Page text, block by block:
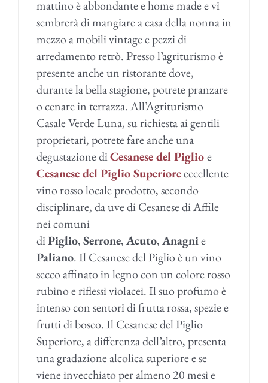
mattino è abbondante e home made e vi
sembrerà di mangiare a casa della nonna in
mezzo a mobili vintage e pezzi di
arredamento retrò. Presso l’agriturismo è
presente anche un ristorante dove,
durante la bella stagione, potrete pranzare
o cenare in terrazza. All’Agriturismo
Casale Verde Luna, su richiesta ai gentili
proprietari, potrete fare anche una
degustazione diCesanese del Piglioe
Cesanese del Piglio Superioreeccellente
vino rosso locale prodotto, secondo
disciplinare, da uve di Cesanese di Affile
nei comuni
diPiglio,Serrone,Acuto,Anagnie
Paliano. Il Cesanese del Piglio è un vino
secco affinato in legno con un colore rosso
rubino e riflessi violacei. Il suo profumo è
intenso con sentori di frutta rossa, spezie e
frutti di bosco. Il Cesanese del Piglio
Superiore, a differenza dell’altro, presenta
una gradazione alcolica superiore e se
viene invecchiato per almeno 20 mesi e